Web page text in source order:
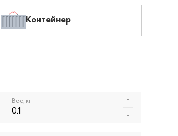
Контейнер
Вес, кг